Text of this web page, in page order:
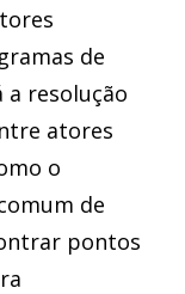
de
resolução
atores
o
de
pontos